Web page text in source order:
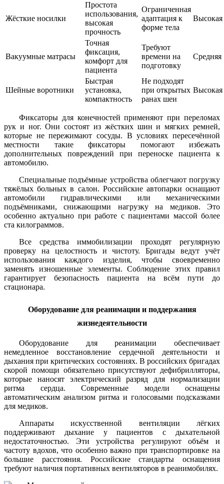
Жёсткие носилки
Простота
использования,
высокая
прочность
Ограниченная
адаптация к
форме тела
Высокая
Вакуумные матрасы
Точная
фиксация,
комфорт для
пациента
Требуют
времени на
подготовку
Средняя
Шейные воротники
Быстрая
установка,
компактность
Не подходят
при открытых
ранах шеи
Высокая
Фиксаторы для конечностей применяют при переломах
рук и ног. Они состоят из жёстких шин и мягких ремней,
которые не пережимают сосуды. В условиях пересечённой
местности такие фиксаторы помогают избежать
дополнительных повреждений при переноске пациента к
автомобилю.
Специальные подъёмные устройства облегчают погрузку
тяжёлых больных в салон. Российские автопарки оснащают
автомобили гидравлическими или механическими
подъёмниками, снижающими нагрузку на медиков. Это
особенно актуально при работе с пациентами массой более
ста килограммов.
Все средства иммобилизации проходят регулярную
проверку на целостность и чистоту. Бригады ведут учёт
использования каждого изделия, чтобы своевременно
заменять изношенные элементы. Соблюдение этих правил
гарантирует безопасность пациента на всём пути до
стационара.
Оборудование для реанимации и поддержания
жизнедеятельности
Оборудование для реанимации обеспечивает
немедленное восстановление сердечной деятельности и
дыхания при критических состояниях. В российских бригадах
скорой помощи обязательно присутствуют дефибрилляторы,
которые наносят электрический разряд для нормализации
ритма сердца. Современные модели оснащены
автоматическим анализом ритма и голосовыми подсказками
для медиков.
Аппараты искусственной вентиляции лёгких
поддерживают дыхание у пациентов с дыхательной
недостаточностью. Эти устройства регулируют объём и
частоту вдохов, что особенно важно при транспортировке на
большие расстояния. Российские стандарты оснащения
требуют наличия портативных вентиляторов в реанимобилях.